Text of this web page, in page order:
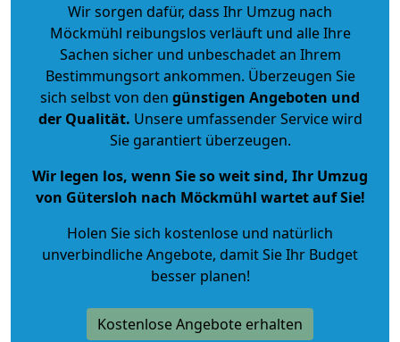
Wir sorgen dafür, dass Ihr Umzug nach
Möckmühl reibungslos verläuft und alle Ihre
Sachen sicher und unbeschadet an Ihrem
Bestimmungsort ankommen. Überzeugen Sie
sich selbst von den günstigen Angeboten und
der Qualität. Unsere umfassender Service wird
Sie garantiert überzeugen.
Wir legen los, wenn Sie so weit sind, Ihr Umzug
von Gütersloh nach Möckmühl wartet auf Sie!
Holen Sie sich kostenlose und natürlich
unverbindliche Angebote, damit Sie Ihr Budget
besser planen!
Kostenlose Angebote erhalten